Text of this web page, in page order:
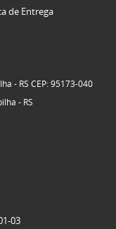
de Entrega
- RS CEP: 95173-040
- RS
03